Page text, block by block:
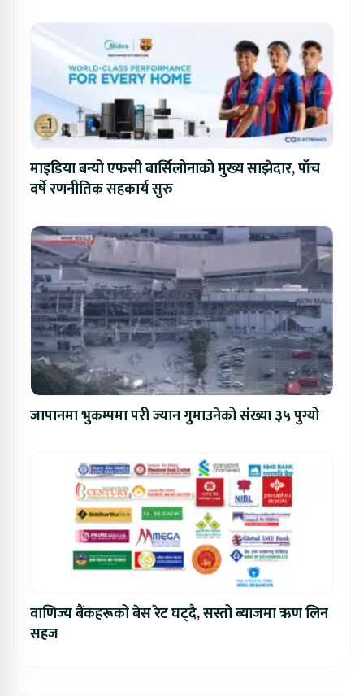
माइडिया बन्यो एफसी बार्सिलोनाको मुख्य साझेदार, पाँच
वर्षे रणनीतिक सहकार्य सुरु
जापानमा भुकम्पमा परी ज्यान गुमाउनेको संख्या ३५ पुग्यो
वाणिज्य बैंकहरूको बेस रेट घट्दै, सस्तो ब्याजमा ऋण लिन
सहज